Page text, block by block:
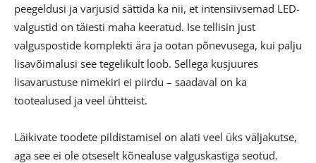
peegeldusi ja varjusid sättida ka nii, et intensiivsemad LED-
valgustid on täiesti maha keeratud. Ise tellisin just
valguspostide komplekti ära ja ootan põnevusega, kui palju
lisavõimalusi see tegelikult loob. Sellega kusjuures
lisavarustuse nimekiri ei piirdu – saadaval on ka
tootealused ja veel ühtteist.
Läikivate toodete pildistamisel on alati veel üks väljakutse,
aga see ei ole otseselt kõnealuse valguskastiga seotud.